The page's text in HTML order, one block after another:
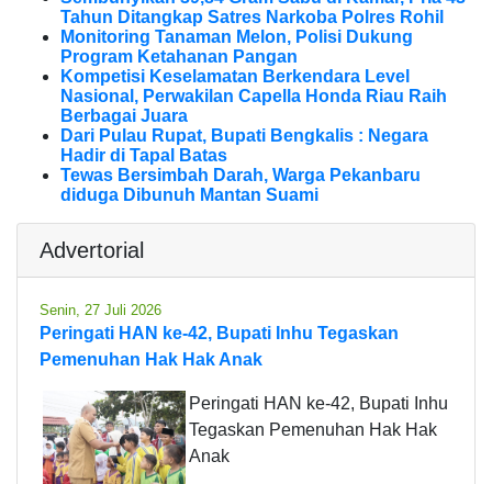
Tahun Ditangkap Satres Narkoba Polres Rohil
Monitoring Tanaman Melon, Polisi Dukung
Program Ketahanan Pangan
Kompetisi Keselamatan Berkendara Level
Nasional, Perwakilan Capella Honda Riau Raih
Berbagai Juara
Dari Pulau Rupat, Bupati Bengkalis : Negara
Hadir di Tapal Batas
Tewas Bersimbah Darah, Warga Pekanbaru
diduga Dibunuh Mantan Suami
Advertorial
Senin, 27 Juli 2026
Peringati HAN ke-42, Bupati Inhu Tegaskan
Pemenuhan Hak Hak Anak
Peringati HAN ke-42, Bupati Inhu
Tegaskan Pemenuhan Hak Hak
Anak